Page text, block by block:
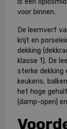
is een
voor binnen.
De leemverf
krijt en
dekking
klasse 1). De
sterke dekking
keukens,
het hoge
(damp-open)